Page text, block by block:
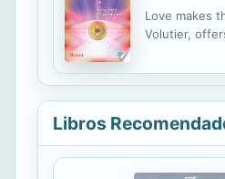
Love makes
Volutier,
Libros